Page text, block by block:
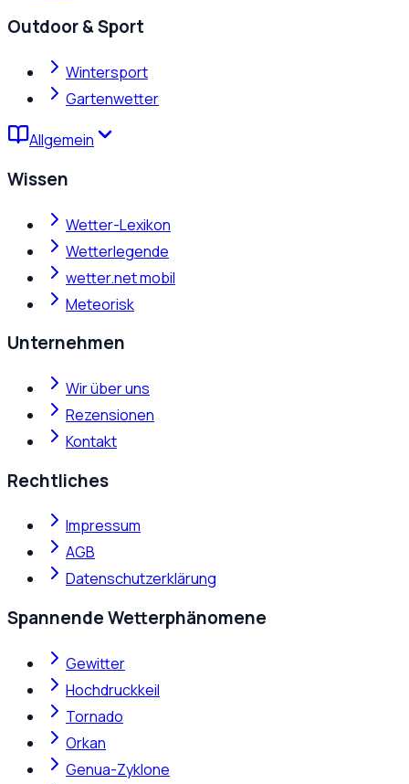
Outdoor & Sport
Wintersport
Gartenwetter
Allgemein
Wissen
Wetter-Lexikon
Wetterlegende
wetter.net mobil
Meteorisk
Unternehmen
Wir über uns
Rezensionen
Kontakt
Rechtliches
Impressum
AGB
Datenschutzerklärung
Spannende Wetterphänomene
Gewitter
Hochdruckkeil
Tornado
Orkan
Genua-Zyklone